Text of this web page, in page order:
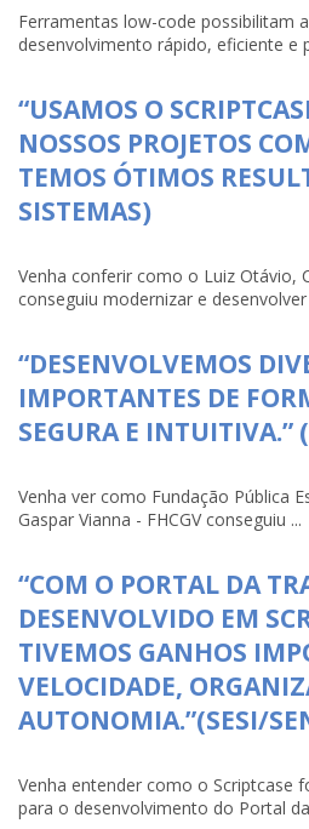
Ferramentas low-code possibilitam
desenvolvimento rápido, eficiente e
“USAMOS O
NOSSOS PROJETOS
TEMOS ÓTIMOS
SISTEMAS)
Venha conferir como o Luiz Otávio,
conseguiu modernizar e
“DESENVOLVEMOS
IMPORTANTES DE
SEGURA E INTUITIVA.”
Venha ver como Fundação Pública
Gaspar Vianna - FHCGV conseguiu ...
“COM O PORTAL DA
DESENVOLVIDO EM
TIVEMOS GANHOS
VELOCIDADE,
AUTONOMIA.”(SESI/
Venha entender como o Scriptcase
para o desenvolvimento do Portal